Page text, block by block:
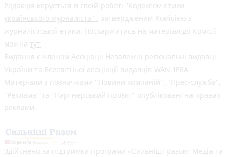
Редакція керується в своїй роботі "Кодексом етики
українського журналіста" , затвердженим Комісією з
журналістської етики. Поскаржитись на матеріал до Комісії
можна тут
Видання є членом Асоціації Незалежні регіональні видавці
України та Всесвітньої асоціації видавців WAN-IFRA
Матеріали з позначками "Новини компаній", "Прес-служба",
"Реклама" та "Партнерський проєкт" опубліковані на правах
реклами.
Здійснено за підтримки програми «Сильніші разом: Медіа та